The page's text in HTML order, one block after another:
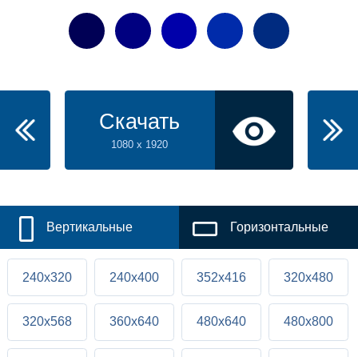
Скачать
1080 x 1920
Вертикальные Горизонтальные
240x320 240x400 352x416 320x480
320x568 360x640 480x640 480x800